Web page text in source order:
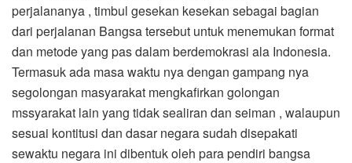
perjalananya , timbul gesekan kesekan sebagai bagian
dari perjalanan Bangsa tersebut untuk menemukan format
dan metode yang pas dalam berdemokrasi ala Indonesia.
Termasuk ada masa waktu nya dengan gampang nya
segolongan masyarakat mengkafirkan golongan
mssyarakat lain yang tidak sealiran dan seiman , walaupun
sesuai kontitusi dan dasar negara sudah disepakati
sewaktu negara ini dibentuk oleh para pendiri bangsa